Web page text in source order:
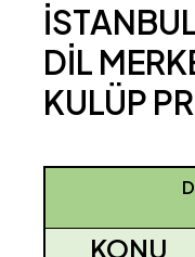
DİL
KULÜP
KONU